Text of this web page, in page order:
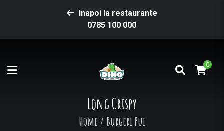
Inapoi la restaurante
0785 100 000
0
Long Crispy
Home / Burgeri Pui